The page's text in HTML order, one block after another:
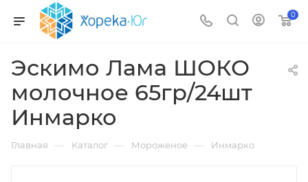
0
Эскимо Лама ШОКО
молочное 65гр/24шт
Инмарко
Главная — Каталог — Мороженое — Инмарко